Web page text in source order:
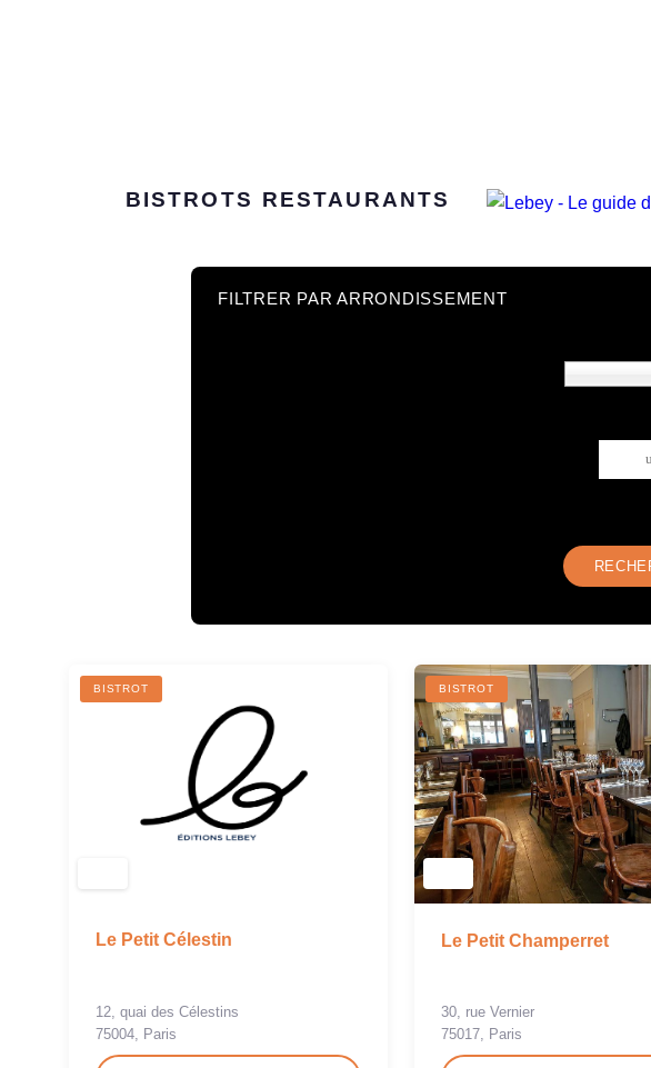
BISTROTS RESTAURANTS
FILTRER PAR ARRONDISSEMENT
un
BISTROT
Le Petit Célestin
12, quai des Célestins
75004, Paris
BISTROT
Le Petit Champerret
30, rue Vernier
75017, Paris